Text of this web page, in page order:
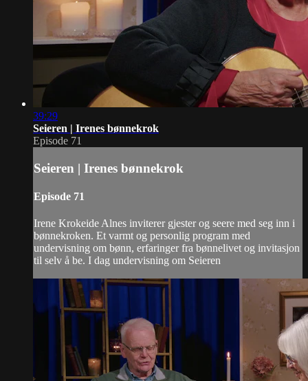
39:29
Seieren | Irenes bønnekrok
Episode 71
Seieren | Irenes bønnekrok
Episode 71
Irene Krokeide Alnes inviterer gjester og seere med seg inn i
bønnekroken. Et varmt og personlig program med
undervisning om bønn, erfaringer fra bønnelivet og invitasjon
til selv å be. I dag undervisning om Seieren